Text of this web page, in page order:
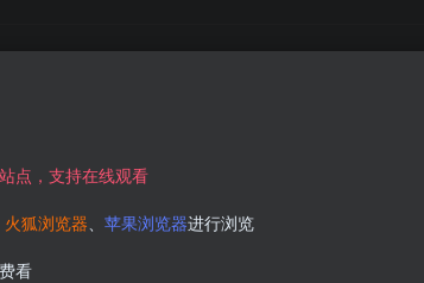
特魅力！精选27张高清美图，每一帧都是视
段子还是生活小妙招，都能让你在欢笑中收获
点，支持在线观看
火狐浏览器、 苹果浏览器进行浏览
看